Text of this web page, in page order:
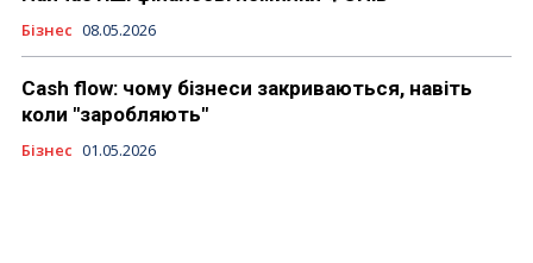
Бізнес 08.05.2026
Cash flow: чому бізнеси закриваються, навіть
коли "заробляють"
Бізнес 01.05.2026